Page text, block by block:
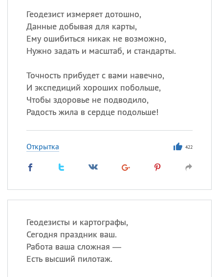
Геодезист измеряет дотошно,
Данные добывая для карты,
Ему ошибиться никак не возможно,
Нужно задать и масштаб, и стандарты.
Точность прибудет с вами навечно,
И экспедиций хороших побольше,
Чтобы здоровье не подводило,
Радость жила в сердце подольше!
Открытка 422
Геодезисты и картографы,
Сегодня праздник ваш.
Работа ваша сложная —
Есть высший пилотаж.